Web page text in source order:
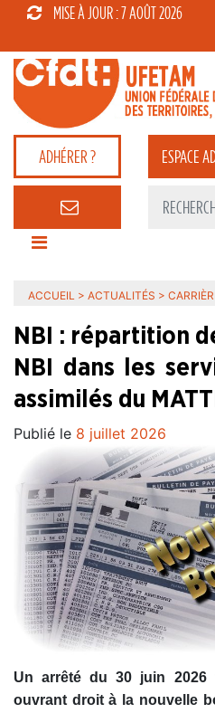
MISE À JOUR : 7 AOÛT 2026
ADHÉRER ? ESPACE
ACCUEIL > ACTUALITÉS >
NBI : répartition
NBI dans les
assimilés du
Publié le 8 juillet 2026
Un arrêté du 30 juin
ouvrant droit à la nouvelle